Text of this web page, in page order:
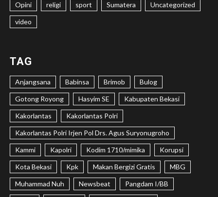
Opini religi sport Sumatera Uncategorized
video
TAG
Anjangsana Babinsa Brimob Bulog
Gotong Royong Hasyim SE Kabupaten Bekasi
Kakorlantas Kakorlantas Polri
Kakorlantas Polri Irjen Pol Drs. Agus Suryonugroho
Kammi Kapolri Kodim 1710/mimika Korupsi
Kota Bekasi Kpk Makan Bergizi Gratis MBG
Muhammad Nuh Newsbeat Pangdam I/BB